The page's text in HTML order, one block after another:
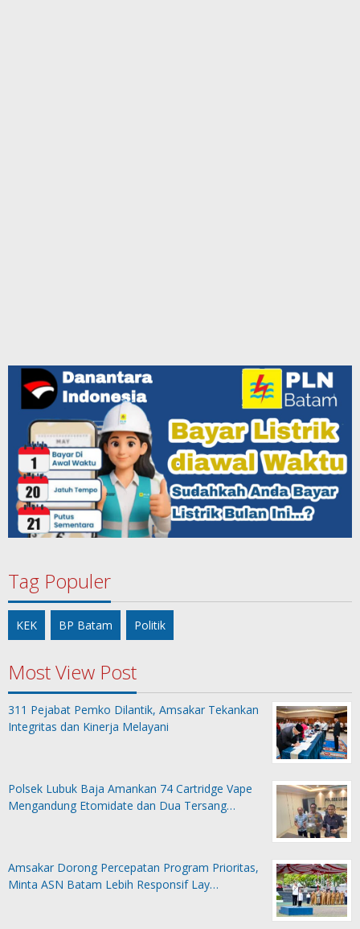
Tag Populer
KEK BP Batam Politik
Most View Post
311 Pejabat Pemko Dilantik, Amsakar Tekankan
Integritas dan Kinerja Melayani
Polsek Lubuk Baja Amankan 74 Cartridge Vape
Mengandung Etomidate dan Dua Tersang…
Amsakar Dorong Percepatan Program Prioritas,
Minta ASN Batam Lebih Responsif Lay…